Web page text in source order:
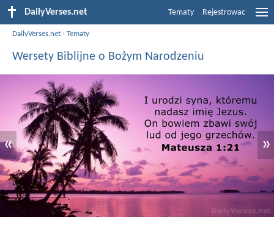
DailyVerses.net Tematy Rejestrowac
DailyVerses.net ›Tematy
Wersety Biblijne o Bożym Narodzeniu
« »